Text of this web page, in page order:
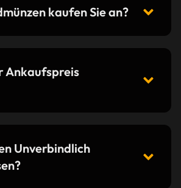
kaufen Sie an?
Ankaufspreis
Unverbindlich